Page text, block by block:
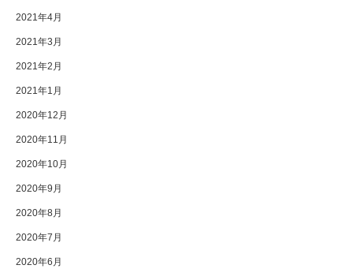
2021年4月
2021年3月
2021年2月
2021年1月
2020年12月
2020年11月
2020年10月
2020年9月
2020年8月
2020年7月
2020年6月